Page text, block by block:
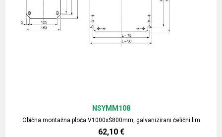
Obična montažna ploča V1000xŠ800mm, galvanizirani čelični lim
NSYMM108
62,10 €